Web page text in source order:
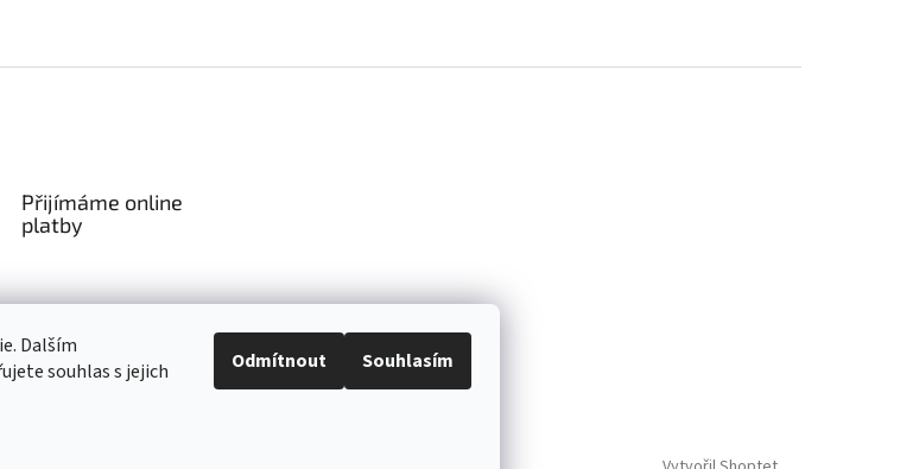
Dalším
souhlas s jejich
Odmítnout Souhlasím
Přijímáme online
platby